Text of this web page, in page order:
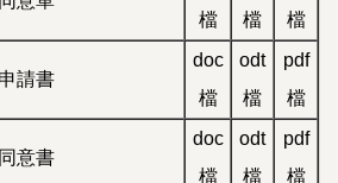
檔
檔
檔
請書
doc
檔
odt
檔
pdf
檔
意書
doc
檔
odt
檔
pdf
檔